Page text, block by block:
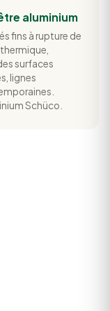
aluminium
fins à rupture de
surfaces
lignes
Schüco.